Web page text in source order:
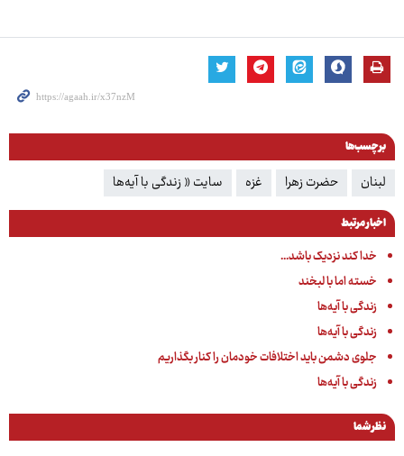
برچسب‌ها
لبنان حضرت زهرا غزه سایت « زندگی با آیه‌ها
اخبار مرتبط
خدا کند نزدیک باشد...
خسته اما با لبخند
زندگی با آیه‌ها
زندگی با آیه‌ها
جلوی دشمن باید اختلافات خودمان را کنار بگذاریم
زندگی با آیه‌ها
نظر شما